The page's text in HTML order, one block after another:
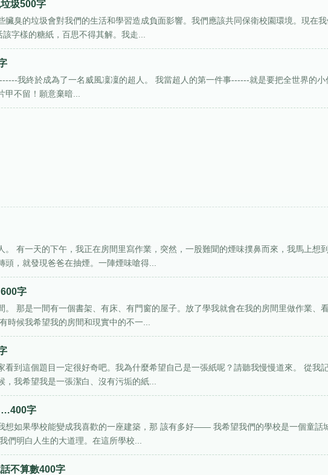
圾500字
臟臭的垃圾會對我們的生活和學習造成負面影響。我們應該共同保衛校園環境。現在我
該字樣的糖紙，百思不得其解。我走...
我終於成為了一名威風凜凜的超人。 我當超人的第一件事------就是要把全世界的小
甲不留！願意棄暗...
。 有一天的下午，我正在房間里寫作業，突然，一股難聞的煙味撲鼻而來，我馬上想
，就發現爸爸在抽煙。一陣煙味嗆得...
字
。 那是一間有一個書架、有床、有門窗的屋子。放了學我就會在我的房間里做作業、
時候我希望我的房間和現實中的不一...
到這個題目一定很好奇吧。我為什麼希望自己是一張紙呢？請聽我慢慢道來。 從我
我希望我是一張潔白、沒有污垢的紙...
字
想如果學校能變成我喜歡的一座建築，那 該有多好—— 我希望我們的學校是一個童話
們明白人生的大道理。在這所學校...
不算數400字